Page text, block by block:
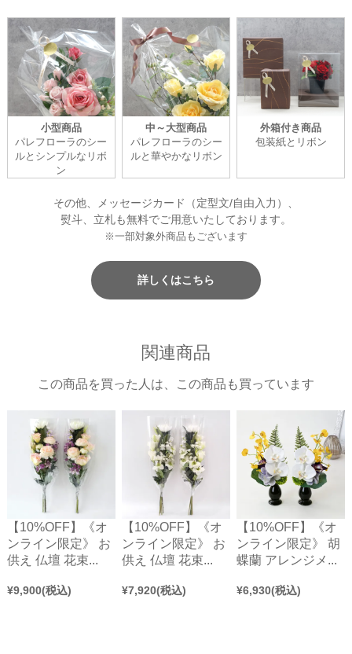
小型商品
パレフローラのシー
ルとシンプルなリボ
ン
中～大型商品
パレフローラのシー
ルと華やかなリボン
外箱付き商品
包装紙とリボン
その他、メッセージカード（定型文/自由入力）、
熨斗、立札も無料でご用意いたしております。
※一部対象外商品もございます
詳しくはこちら
関連商品
この商品を買った人は、この商品も買っています
【10%OFF】《オ
ンライン限定》 お
供え 仏壇 花束...
¥9,900(税込)
【10%OFF】《オ
ンライン限定》 お
供え 仏壇 花束...
¥7,920(税込)
【10%OFF】《オ
ンライン限定》 胡
蝶蘭 アレンジメ...
¥6,930(税込)